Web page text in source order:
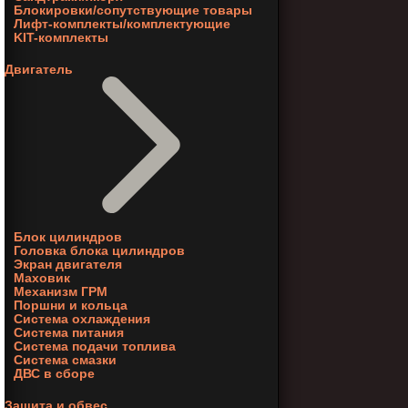
Блокировки/сопутствующие товары
Лифт-комплекты/комплектующие
KIT-комплекты
Двигатель
Блок цилиндров
Головка блока цилиндров
Экран двигателя
Маховик
Механизм ГРМ
Поршни и кольца
Система охлаждения
Система питания
Система подачи топлива
Система смазки
ДВС в сборе